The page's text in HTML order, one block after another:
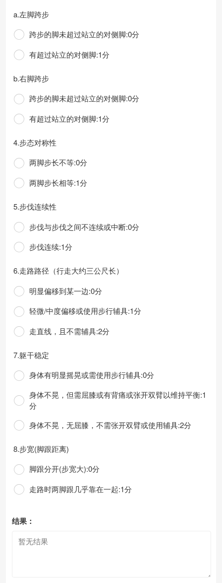
a.左脚跨步
跨步的脚未超过站立的对侧脚:0分
有超过站立的对侧脚:1分
b.右脚跨步
跨步的脚未超过站立的对侧脚:0分
有超过站立的对侧脚:1分
4.步态对称性
两脚步长不等:0分
两脚步长相等:1分
5.步伐连续性
步伐与步伐之间不连续或中断:0分
步伐连续:1分
6.走路路径（行走大约三公尺长）
明显偏移到某一边:0分
轻微/中度偏移或使用步行辅具:1分
走直线，且不需辅具:2分
7.躯干稳定
身体有明显摇晃或需使用步行辅具:0分
身体不晃，但需屈膝或有背痛或张开双臂以维持平衡:1
分
身体不晃，无屈膝，不需张开双臂或使用辅具:2分
8.步宽(脚跟距离)
脚跟分开(步宽大):0分
走路时两脚跟几乎靠在一起:1分
结果：